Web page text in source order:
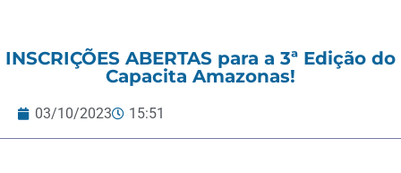
INSCRIÇÕES ABERTAS para a 3ª Edição do
Capacita Amazonas!
03/10/2023 15:51